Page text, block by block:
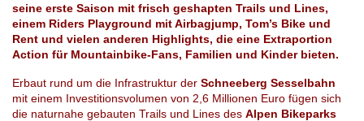
seine erste Saison mit frisch geshapten Trails und Lines,
einem Riders Playground mit Airbagjump, Tom’s Bike und
Rent und vielen anderen Highlights, die eine Extraportion
Action für Mountainbike-Fans, Familien und Kinder bieten.
Erbaut rund um die Infrastruktur der Schneeberg Sesselbahn
mit einem Investitionsvolumen von 2,6 Millionen Euro fügen sich
die naturnahe gebauten Trails und Lines des Alpen Bikeparks